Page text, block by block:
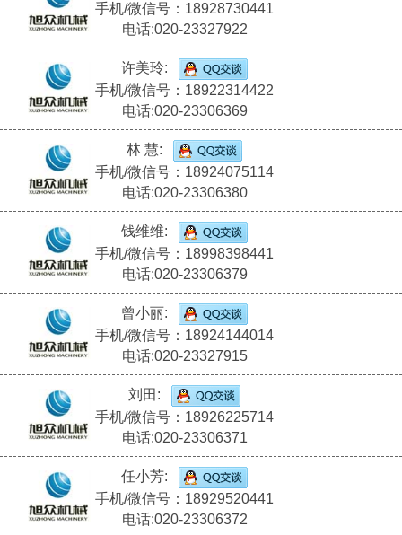
手机/微信号：18928730441
电话:020-23327922
许美玲:
手机/微信号：18922314422
电话:020-23306369
林 慧:
手机/微信号：18924075114
电话:020-23306380
钱维维:
手机/微信号：18998398441
电话:020-23306379
曾小丽:
手机/微信号：18924144014
电话:020-23327915
刘田:
手机/微信号：18926225714
电话:020-23306371
任小芳:
手机/微信号：18929520441
电话:020-23306372